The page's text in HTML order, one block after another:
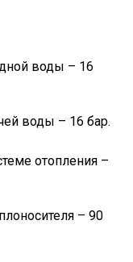
воды – 16
воды – 16 бар.
отопления –
– 90